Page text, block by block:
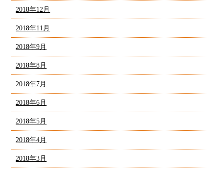
2018年12月
2018年11月
2018年9月
2018年8月
2018年7月
2018年6月
2018年5月
2018年4月
2018年3月